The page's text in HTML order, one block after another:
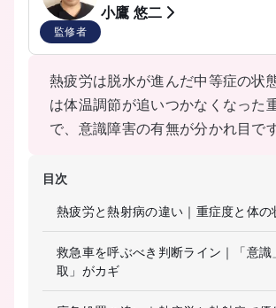
監修者
小鷹 悠二
熱疲労は脱水が進んだ中等症の状
は体温調節が追いつかなくなった
で、意識障害の有無が分かれ目です
目次
熱疲労と熱射病の違い｜重症度と体の
救急車を呼ぶべき判断ライン｜「意識
取」がカギ